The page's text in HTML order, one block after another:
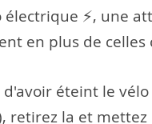
électrique ⚡, une
en plus de
éteint le
retirez la et